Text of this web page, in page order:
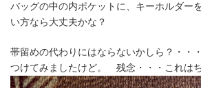
バッグの中の内ポケットに、キーホルダー
い方なら大丈夫かな？
帯留めの代わりにはならないかしら？・・
つけてみましたけど。 残念・・・これは